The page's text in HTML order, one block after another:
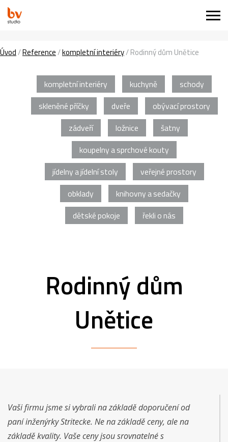
Úvod/Reference/kompletní interiéry/Rodinný dům Unětice
kompletní interiéry kuchyně
schody
skleněné příčky
dveře
obývací prostory
zádveří
ložnice
šatny
koupelny a sprchové kouty
jídelny a jídelní stoly
veřejné prostory
obklady
knihovny a sedačky
dětské pokoje
řekli o nás
Rodinný dům
Unětice
Vaši firmu jsme si vybrali na základě doporučení od
paní inženýrky Stritecke. Ne na základě ceny, ale na
základě kvality. Vaše ceny jsou srovnatelné s